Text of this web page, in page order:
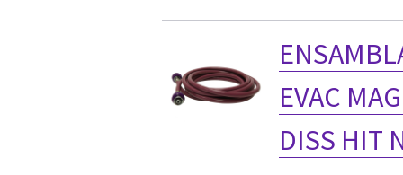
EVAC
DISS HIT